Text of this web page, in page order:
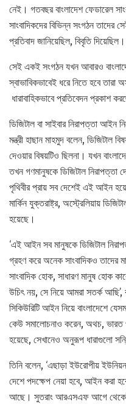
নেই। গতবছর বাংলাদেশ ফেডারেল
সাংবাদিকদের বিভিন্ন সংগঠন তাদের
প্রতিবাদ জানিয়েছিল, বিবৃতি দিয়েছিল।
সেই একই সংগঠন যখন আবারও
স্বাভাবিকভাবেই ধরে নিতে হবে তারা
ধারাবাহিকভাবে প্রতিবেদন প্রকাশ
ডিজিটাল বা সাইবার নিরাপত্তা
মন্ত্রী হাছান মাহমুদ বলেন, ডিজিটাল
দেওয়ার বিষয়টিও ছিলনা। যখন
তখন গণমানুষকে ডিজিটাল
পৃথিবীর প্রায় সব দেশেই এই আইন
মার্কিন যুক্তরাষ্ট্র, অস্ট্রেলিয়ায়
হয়েছে।
‘এই আইন সব মানুষকে ডিজিটাল
গ্রহণ করে অনেক সাংবাদিকও তাদের
সাংবাদিক হোক, সাধারণ মানুষ হোক
উচিৎ নয়, সে নিয়ে আমরা সতর্ক আছি’,
সিকিউরিটি আইন নিয়ে বাংলাদেশে
কেউ সমালোচনাও করেন, অথচ,
হয়েছে, সেখানেও অনুরূপ ধারাগুলো
তিনি বলেন, ‘এছাড়া ইউরোপীয়
দেশে পদক্ষেপ নেয়া হবে, আইন করা
আছে। সুতরাং আরএসএফ আগে থেকেই